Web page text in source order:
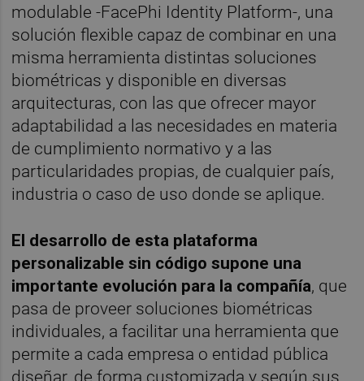
modulable -FacePhi Identity Platform-, una
solución flexible capaz de combinar en una
misma herramienta distintas soluciones
biométricas y disponible en diversas
arquitecturas, con las que ofrecer mayor
adaptabilidad a las necesidades en materia
de cumplimiento normativo y a las
particularidades propias, de cualquier país,
industria o caso de uso donde se aplique.
El desarrollo de esta plataforma
personalizable sin código supone una
importante evolución para la compañía, que
pasa de proveer soluciones biométricas
individuales, a facilitar una herramienta que
permite a cada empresa o entidad pública
diseñar, de forma customizada y según sus